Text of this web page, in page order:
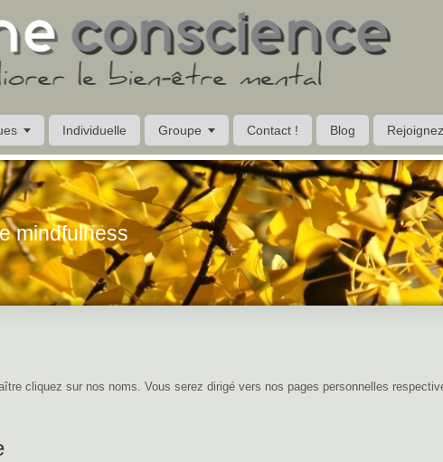
Individuelle Groupe Contact ! Blog
mindfulness
cliquez sur nos noms. Vous serez dirigé vers nos pages personnelles